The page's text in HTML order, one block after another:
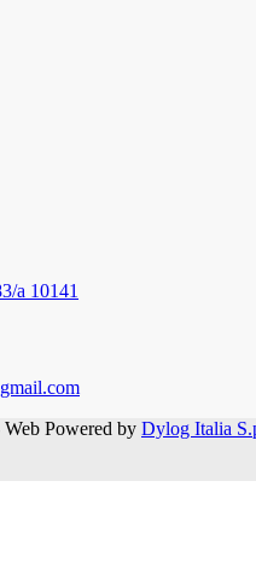
a 10141
Powered by Dylog Italia